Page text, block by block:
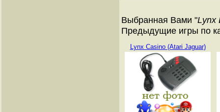
Выбранная Вами "Lynx
Предыдущие игры по
Lynx Casino (Atari Jaguar)